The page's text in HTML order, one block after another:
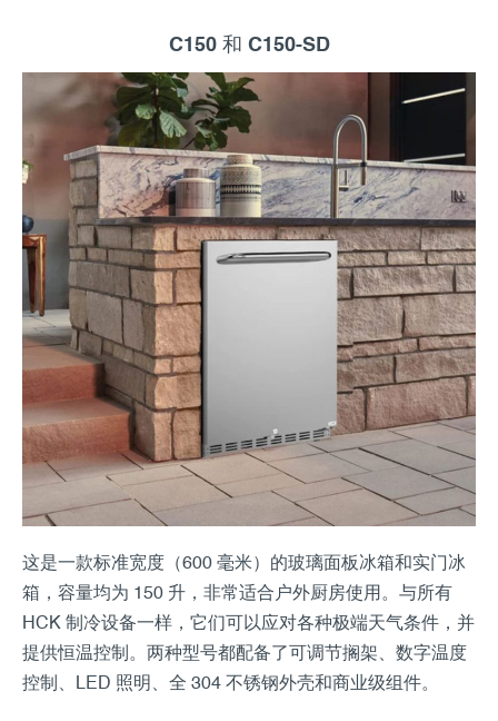
C150 和 C150-SD
这是一款标准宽度（600 毫米）的玻璃面板冰箱和实门冰
箱，容量均为 150 升，非常适合户外厨房使用。与所有
HCK 制冷设备一样，它们可以应对各种极端天气条件，并
提供恒温控制。两种型号都配备了可调节搁架、数字温度
控制、LED 照明、全 304 不锈钢外壳和商业级组件。